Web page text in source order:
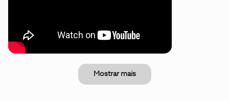
Mostrar mais